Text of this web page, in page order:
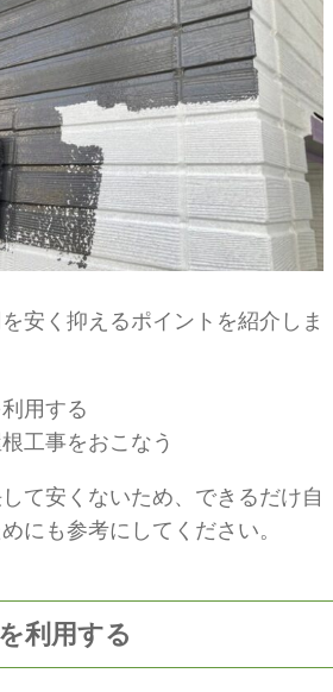
安く抑えるポイントを紹介しま
用する
工事をおこなう
て安くないため、できるだけ自
にも参考にしてください。
利用する